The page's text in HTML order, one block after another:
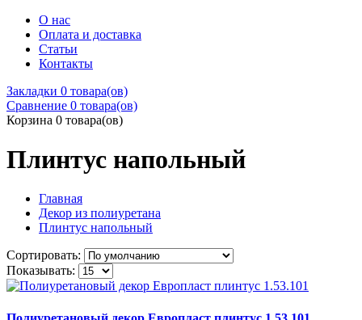
О нас
Оплата и доставка
Статьи
Контакты
Закладки 0 товара(ов)
Сравнение 0 товара(ов)
Корзина 0 товара(ов)
Плинтус напольный
Главная
Декор из полиуретана
Плинтус напольный
Сортировать:
Показывать: